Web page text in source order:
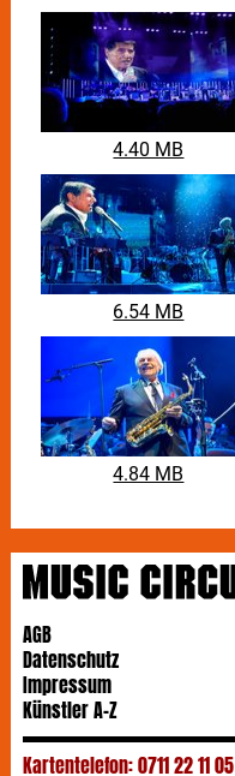
4.40 MB
6.54 MB
4.84 MB
AGB
Datenschutz
Impressum
Künstler A-Z
Kartentelefon: 0711 22 11 05